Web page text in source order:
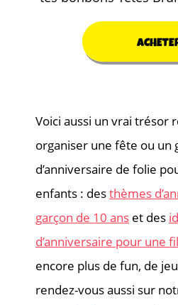
Voici aussi un vrai trésor
organiser une fête ou un
d’anniversaire de folie
enfants : desthèmes
garçon de 10 ans et des
d’anniversaire pour une
encore plus de fun, de
rendez-vous aussi sur